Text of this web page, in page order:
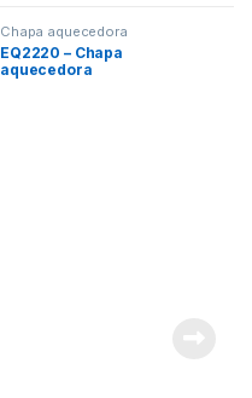
Chapa aquecedora
EQ2220 – Chapa
aquecedora